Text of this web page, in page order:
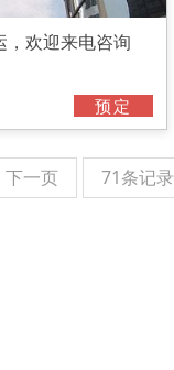
，欢迎来电咨询
预定
下一页 71条记录